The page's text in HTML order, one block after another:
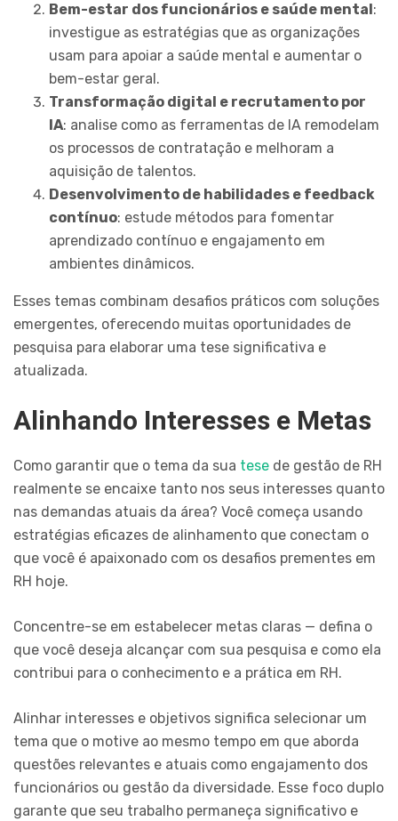
Bem-estar dos funcionários e saúde mental :
investigue as estratégias que as organizações
usam para apoiar a saúde mental e aumentar o
bem-estar geral.
Transformação digital e recrutamento por
IA: analise como as ferramentas de IA remodelam
os processos de contratação e melhoram a
aquisição de talentos.
Desenvolvimento de habilidades e feedback
contínuo: estude métodos para fomentar
aprendizado contínuo e engajamento em
ambientes dinâmicos.
Esses temas combinam desafios práticos com soluções
emergentes, oferecendo muitas oportunidades de
pesquisa para elaborar uma tese significativa e
atualizada.
Alinhando Interesses e Metas
Como garantir que o tema da sua tese de gestão de RH
realmente se encaixe tanto nos seus interesses quanto
nas demandas atuais da área? Você começa usando
estratégias eficazes de alinhamento que conectam o
que você é apaixonado com os desafios prementes em
RH hoje.
Concentre-se em estabelecer metas claras — defina o
que você deseja alcançar com sua pesquisa e como ela
contribui para o conhecimento e a prática em RH.
Alinhar interesses e objetivos significa selecionar um
tema que o motive ao mesmo tempo em que aborda
questões relevantes e atuais como engajamento dos
funcionários ou gestão da diversidade. Esse foco duplo
garante que seu trabalho permaneça significativo e